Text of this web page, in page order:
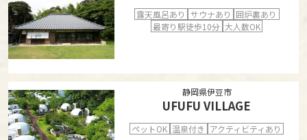
露天風呂あり サウナあり 囲炉裏あり
最寄り駅徒歩10分 大人数OK
静岡県伊豆市
UFUFU VILLAGE
ペットOK 温泉付き アクティビティあり